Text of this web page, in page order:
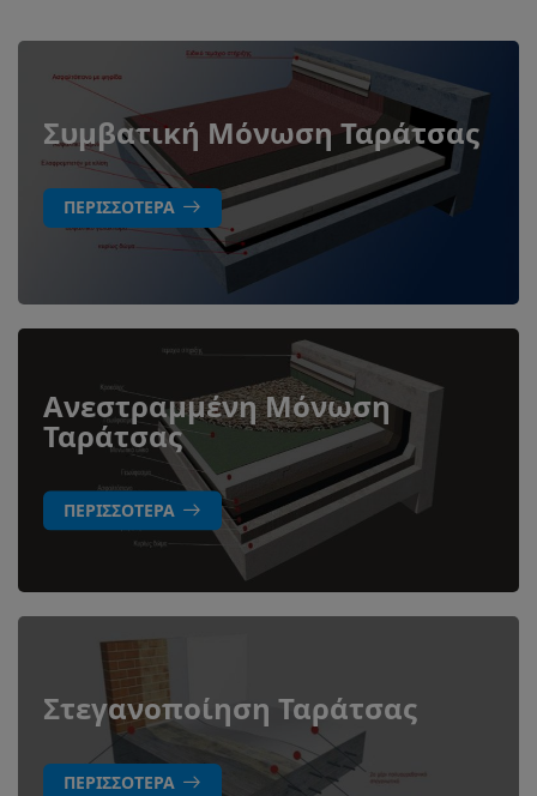
Συμβατική Μόνωση Ταράτσας
ΠΕΡΙΣΣΌΤΕΡΑ
Ανεστραμμένη Μόνωση
Ταράτσας
ΠΕΡΙΣΣΌΤΕΡΑ
Στεγανοποίηση Ταράτσας
ΠΕΡΙΣΣΌΤΕΡΑ